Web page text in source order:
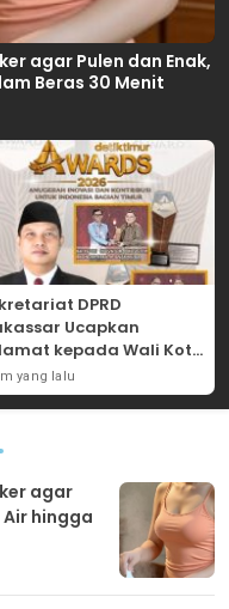
agar Pulen dan Enak,
Beras 30 Menit
DPRD
Ucapkan
kepada Wali Kota
Raihan Penghargaan
Awards 2026
yang lalu
agar
Air hingga